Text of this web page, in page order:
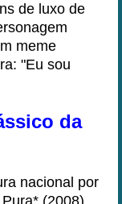
de luxo de
meme
"Eu sou
da
nacional por
(2008).